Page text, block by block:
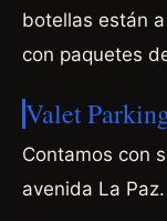
botellas están
con paquetes
Valet
Contamos con
avenida La Paz.